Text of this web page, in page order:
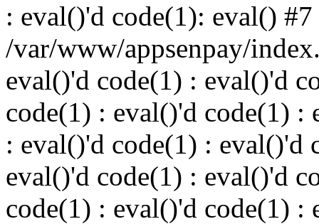
: eval()'d code(1): eval() #7
/var/www/appsenpay/
eval()'d code(1) : eval()'d
code(1) : eval()'d code(1) :
: eval()'d code(1) : eval()'d
eval()'d code(1) : eval()'d
code(1) : eval()'d code(1) :